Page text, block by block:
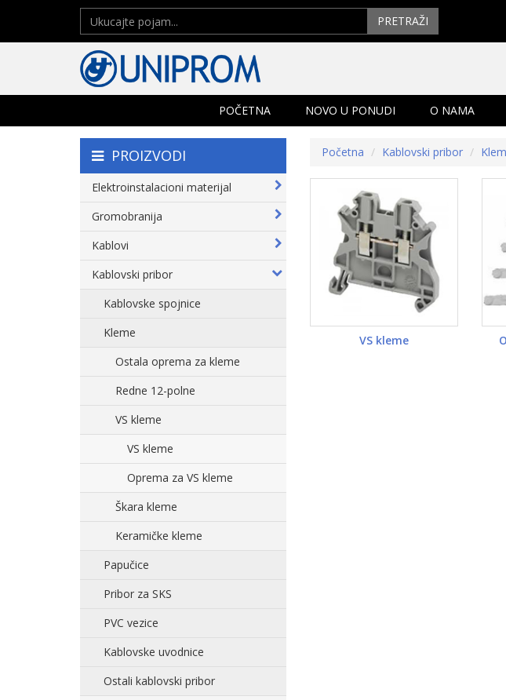
PRETRAŽI
POČETNA
NOVO U PONUDI O NAMA
PROIZVODI
Elektroinstalacioni materijal
Gromobranija
Kablovi
Kablovski pribor
Kablovske spojnice
Kleme
Ostala oprema za kleme
Redne 12-polne
VS kleme
VS kleme
Oprema za VS kleme
Škara kleme
Keramičke kleme
Papučice
Pribor za SKS
PVC vezice
Kablovske uvodnice
Ostali kablovski pribor
Početna Kablovski pribor
VS kleme